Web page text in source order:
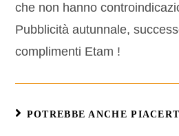
che non hanno
Pubblicità autunnale,
complimenti Etam !
POTREBBE ANCHE